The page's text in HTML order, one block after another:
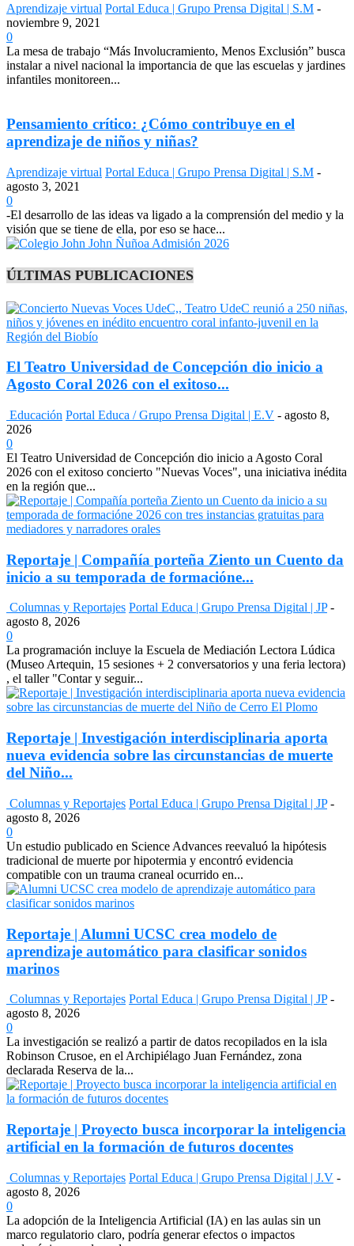
Aprendizaje virtual Portal Educa | Grupo Prensa Digital | S.M -
noviembre 9, 2021
0
La mesa de trabajo “Más Involucramiento, Menos Exclusión” busca
instalar a nivel nacional la importancia de que las escuelas y jardines
infantiles monitoreen...
Pensamiento crítico: ¿Cómo contribuye en el
aprendizaje de niños y niñas?
Aprendizaje virtual Portal Educa | Grupo Prensa Digital | S.M -
agosto 3, 2021
0
-El desarrollo de las ideas va ligado a la comprensión del medio y la
visión que se tiene de ella, por eso se hace...
ÚLTIMAS PUBLICACIONES
El Teatro Universidad de Concepción dio inicio a
Agosto Coral 2026 con el exitoso...
Educación Portal Educa / Grupo Prensa Digital | E.V - agosto 8,
2026
0
El Teatro Universidad de Concepción dio inicio a Agosto Coral
2026 con el exitoso concierto "Nuevas Voces", una iniciativa inédita
en la región que...
Reportaje | Compañía porteña Ziento un Cuento da
inicio a su temporada de formacióne...
Columnas y Reportajes Portal Educa | Grupo Prensa Digital | JP -
agosto 8, 2026
0
La programación incluye la Escuela de Mediación Lectora Lúdica
(Museo Artequin, 15 sesiones + 2 conversatorios y una feria lectora)
, el taller "Contar y seguir...
Reportaje | Investigación interdisciplinaria aporta
nueva evidencia sobre las circunstancias de muerte
del Niño...
Columnas y Reportajes Portal Educa | Grupo Prensa Digital | JP -
agosto 8, 2026
0
Un estudio publicado en Science Advances reevaluó la hipótesis
tradicional de muerte por hipotermia y encontró evidencia
compatible con un trauma craneal ocurrido en...
Reportaje | Alumni UCSC crea modelo de
aprendizaje automático para clasificar sonidos
marinos
Columnas y Reportajes Portal Educa | Grupo Prensa Digital | JP -
agosto 8, 2026
0
La investigación se realizó a partir de datos recopilados en la isla
Robinson Crusoe, en el Archipiélago Juan Fernández, zona
declarada Reserva de la...
Reportaje | Proyecto busca incorporar la inteligencia
artificial en la formación de futuros docentes
Columnas y Reportajes Portal Educa | Grupo Prensa Digital | J.V -
agosto 8, 2026
0
La adopción de la Inteligencia Artificial (IA) en las aulas sin un
marco regulatorio claro, podría generar efectos o impactos